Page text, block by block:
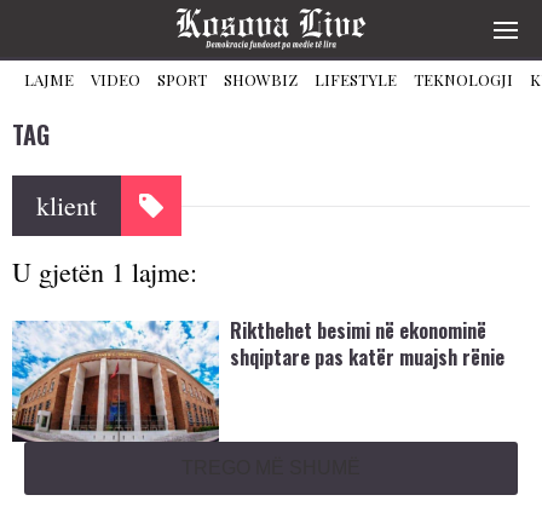
LAJME VIDEO SPORT SHOWBIZ LIFESTYLE TEKNOLOGJI
TAG
klient
U gjetën 1 lajme:
Rikthehet besimi në ekonominë
shqiptare pas katër muajsh rënie